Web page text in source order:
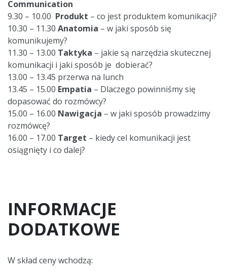
Communication
9.30 – 10.00 Produkt – co jest produktem komunikacji?
10.30 – 11.30 Anatomia – w jaki sposób się
komunikujemy?
11.30 – 13.00 Taktyka – jakie są narzędzia skutecznej
komunikacji i jaki sposób je dobierać?
13.00 – 13.45 przerwa na lunch
13.45 – 15.00 Empatia – Dlaczego powinniśmy się
dopasować do rozmówcy?
15.00 – 16.00 Nawigacja – w jaki sposób prowadzimy
rozmówcę?
16.00 – 17.00 Target – kiedy cel komunikacji jest
osiągnięty i co dalej?
INFORMACJE
DODATKOWE
W skład ceny wchodzą: